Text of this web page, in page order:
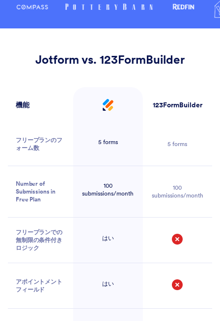
Jotform vs. 123FormBuilder
機能 Jotform 123FormBuilder
フリープランのフ
ォーム数
5 forms 5 forms
Number of
Submissions in
Free Plan
100
submissions/month
100
submissions/month
フリープランでの
無制限の条件付き
ロジック
はい
アポイントメント
フィールド
はい